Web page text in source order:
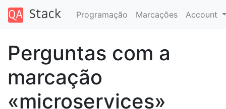
Programação Marcações Account
Perguntas com a
marcação
«microservices»